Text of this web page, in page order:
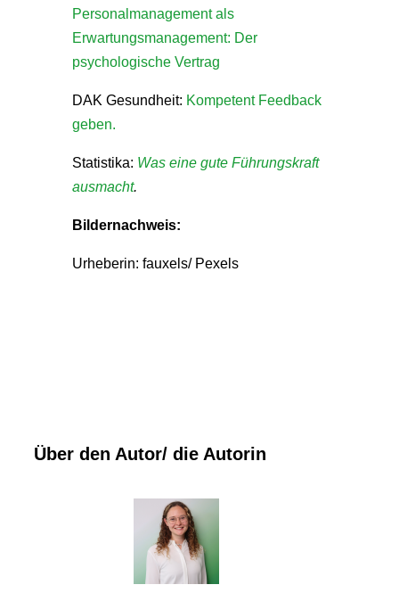
Personalmanagement als
Erwartungsmanagement: Der
psychologische Vertrag
DAK Gesundheit: Kompetent Feedback
geben.
Statistika: Was eine gute Führungskraft
ausmacht.
Bildernachweis:
Urheberin: fauxels/ Pexels
Über den Autor/ die Autorin